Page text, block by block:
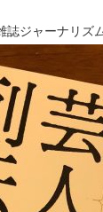
ジャーナリズ